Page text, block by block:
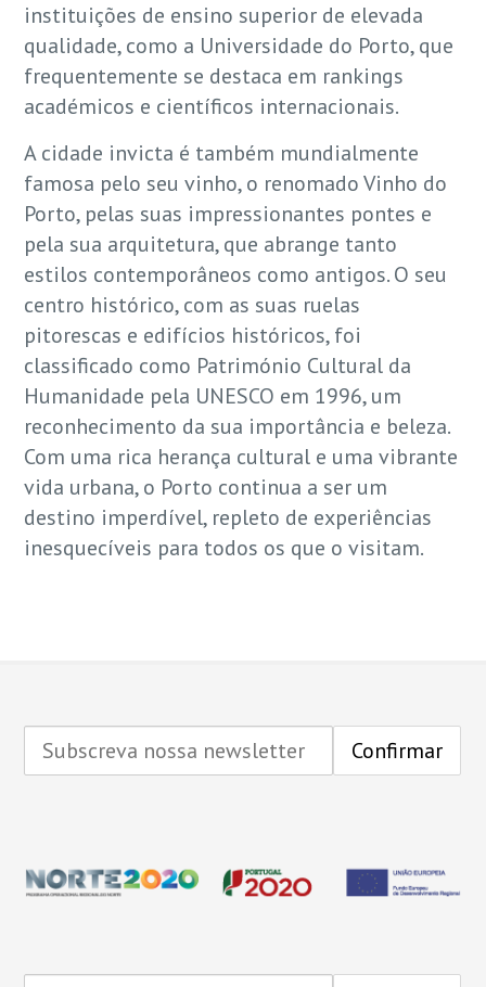
instituições de ensino superior de elevada
qualidade, como a Universidade do Porto, que
frequentemente se destaca em rankings
académicos e científicos internacionais.
A cidade invicta é também mundialmente
famosa pelo seu vinho, o renomado Vinho do
Porto, pelas suas impressionantes pontes e
pela sua arquitetura, que abrange tanto
estilos contemporâneos como antigos. O seu
centro histórico, com as suas ruelas
pitorescas e edifícios históricos, foi
classificado como Património Cultural da
Humanidade pela UNESCO em 1996, um
reconhecimento da sua importância e beleza.
Com uma rica herança cultural e uma vibrante
vida urbana, o Porto continua a ser um
destino imperdível, repleto de experiências
inesquecíveis para todos os que o visitam.